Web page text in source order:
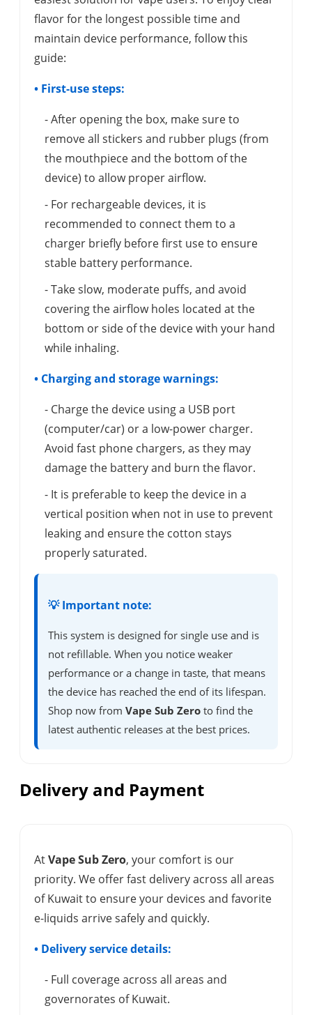
flavor for the longest possible time and
maintain device performance, follow this
guide:
• First-use steps:
- After opening the box, make sure to
remove all stickers and rubber plugs (from
the mouthpiece and the bottom of the
device) to allow proper airflow.
- For rechargeable devices, it is
recommended to connect them to a
charger briefly before first use to ensure
stable battery performance.
- Take slow, moderate puffs, and avoid
covering the airflow holes located at the
bottom or side of the device with your hand
while inhaling.
• Charging and storage warnings:
- Charge the device using a USB port
(computer/car) or a low-power charger.
Avoid fast phone chargers, as they may
damage the battery and burn the flavor.
- It is preferable to keep the device in a
vertical position when not in use to prevent
leaking and ensure the cotton stays
properly saturated.
💡 Important note:
This system is designed for single use and is
not refillable. When you notice weaker
performance or a change in taste, that means
the device has reached the end of its lifespan.
Shop now from Vape Sub Zero to find the
latest authentic releases at the best prices.
Delivery and Payment
AtVape Sub Zero, your comfort is our
priority. We offer fast delivery across all areas
of Kuwait to ensure your devices and favorite
e-liquids arrive safely and quickly.
• Delivery service details:
- Full coverage across all areas and
governorates of Kuwait.